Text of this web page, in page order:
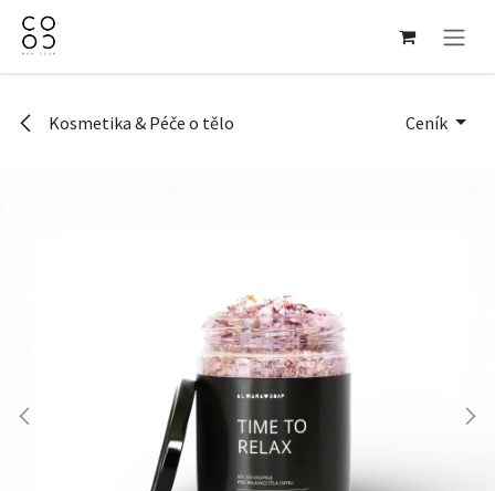
Přejít na obsah
Kosmetika & Péče o tělo Ceník